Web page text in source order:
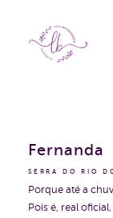
SERRA DO RIO
Fernanda
Porque até a
Pois é, real